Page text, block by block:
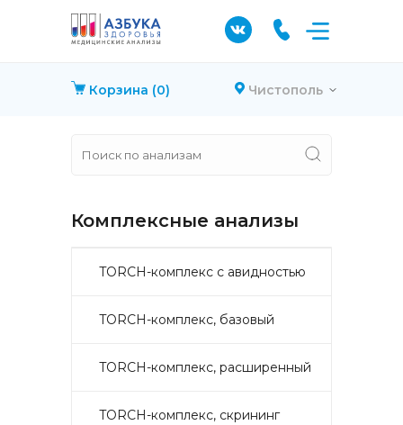
Корзина (0) Чистополь
Комплексные анализы
TORCH-комплекс с авидностью
TORCH-комплекс, базовый
TORCH-комплекс, расширенный
TORCH-комплекс, скрининг